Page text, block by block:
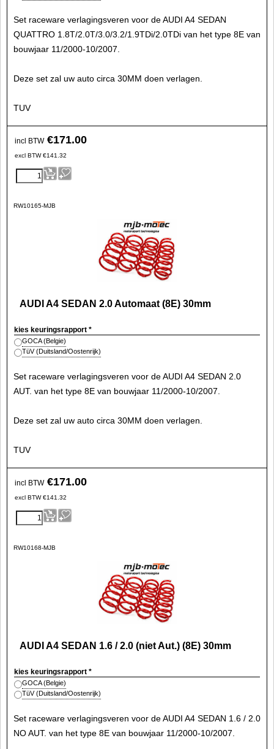
Set raceware verlagingsveren voor de AUDI A4 SEDAN
QUATTRO 1.8T/2.0T/3.0/3.2/1.9TDi/2.0TDi van het type 8E van
bouwjaar 11/2000-10/2007.
Deze set zal uw auto circa 30MM doen verlagen.
TUV
incl BTW €171.00
excl BTW €141.32
RW10165-MJB
AUDI A4 SEDAN 2.0 Automaat (8E) 30mm
kies keuringsrapport *
GOCA (Belgie)
TüV (Duitsland/Oostenrijk)
Set raceware verlagingsveren voor de AUDI A4 SEDAN 2.0
AUT. van het type 8E van bouwjaar 11/2000-10/2007.
Deze set zal uw auto circa 30MM doen verlagen.
TUV
incl BTW €171.00
excl BTW €141.32
RW10168-MJB
AUDI A4 SEDAN 1.6 / 2.0 (niet Aut.) (8E) 30mm
kies keuringsrapport *
GOCA (Belgie)
TüV (Duitsland/Oostenrijk)
Set raceware verlagingsveren voor de AUDI A4 SEDAN 1.6 / 2.0
NO AUT. van het type 8E van bouwjaar 11/2000-10/2007.